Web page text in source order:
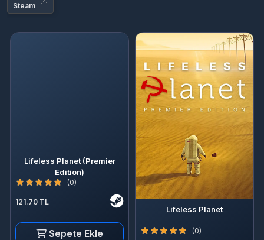
Steam
Lifeless Planet (Premier
Edition)
(0)
121.70 TL
Sepete Ekle
Lifeless Planet
(0)